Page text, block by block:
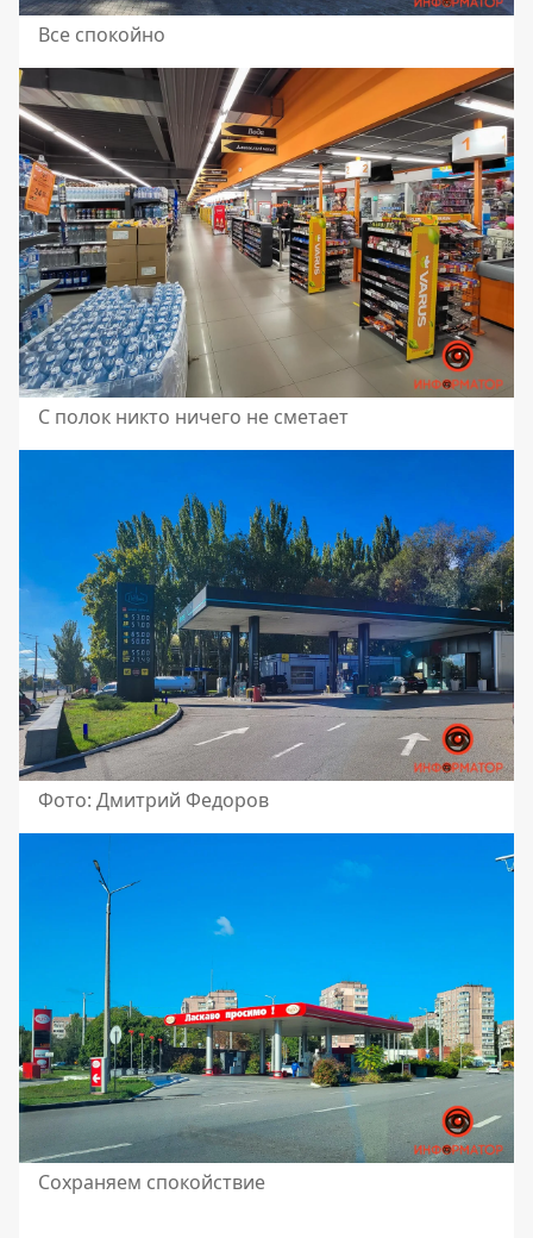
Все спокойно
С полок никто ничего не сметает
Фото: Дмитрий Федоров
Сохраняем спокойствие